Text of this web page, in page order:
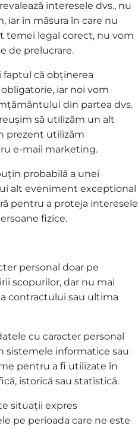
interesele dvs., nu
iar în măsura în care nu
temei legal corect, nu vom
de prelucrare.
că obținerea
iar noi vom
din partea dvs.
să utilizăm un alt
prezent utilizăm
e-mail marketing.
probabilă a unei
alt eveniment exceptional
pentru a proteja interesele
fizice.
personal doar pe
scopurilor, dar nu mai
contractului sau ultima
cu caracter personal
sistemele informatice sau
pentru a fi utilizate în
istorică sau statistică.
situații expres
pe perioada care ne este